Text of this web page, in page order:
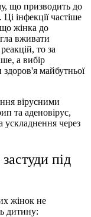
що призводить до
інфекції частіше
жінка до
вживати
то за
а вибір
здоров'я майбутньої
вірусними
та аденовірус,
ускладнення через
під
жінок не
дитину: